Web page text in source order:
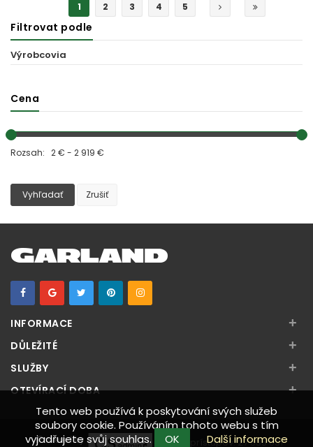
1 2 3 4 5
Filtrovat podle
Výrobcovia
Cena
Rozsah: 2 € - 2 919 €
Vyhľadať Zrušiť
INFORMACE +
DŮLEŽITÉ +
SLUŽBY +
OTEVÍRACÍ DOBA +
Počet prístupov:27 535 631
Tento web používá k poskytování svých služeb
soubory cookie. Používáním tohoto webu s tím
vyjadřujete svůj souhlas.
OK Další informace